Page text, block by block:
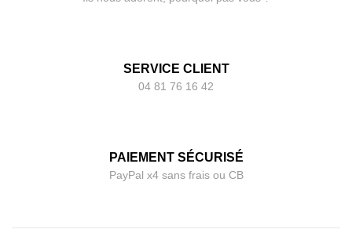
SERVICE CLIENT
04 81 76 16 42
PAIEMENT SÉCURISÉ
PayPal x4 sans frais ou CB